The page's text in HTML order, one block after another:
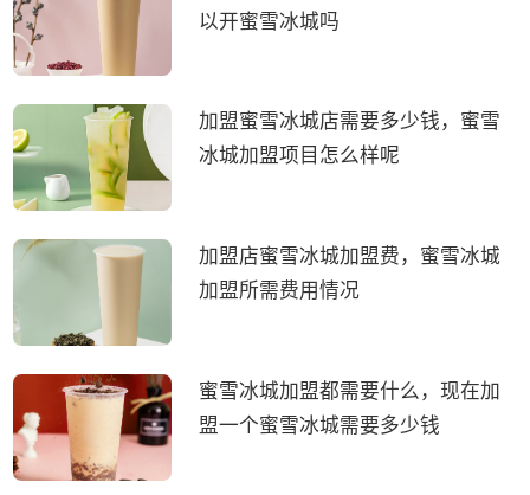
以开蜜雪冰城吗
加盟蜜雪冰城店需要多少钱，蜜雪
冰城加盟项目怎么样呢
加盟店蜜雪冰城加盟费，蜜雪冰城
加盟所需费用情况
蜜雪冰城加盟都需要什么，现在加
盟一个蜜雪冰城需要多少钱